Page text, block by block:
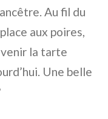
Au fil du
aux poires,
la tarte
Une belle